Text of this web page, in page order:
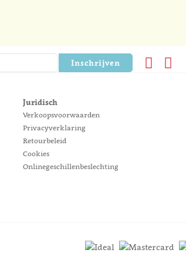
Inschrijven
Juridisch
Verkoopsvoorwaarden
Privacyverklaring
Retourbeleid
Cookies
Onlinegeschillenbeslechting